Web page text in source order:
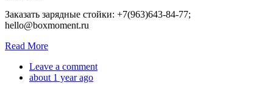
Заказать зарядные стойки: +7(963)643-84-77;
hello@boxmoment.ru
Read More
Leave a comment
about 1 year ago